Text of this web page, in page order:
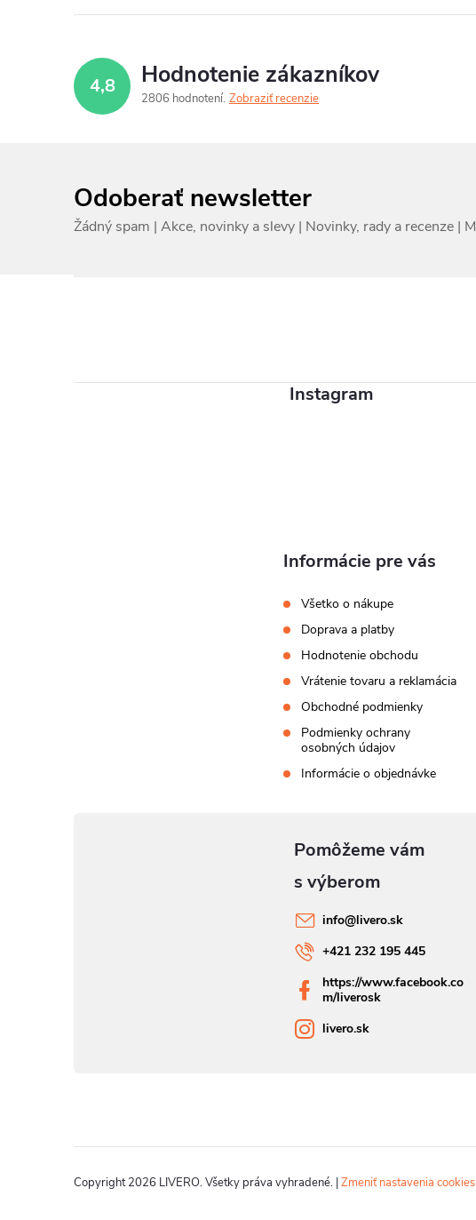
4,8 Hodnotenie zákazníkov
2806 hodnotení Zobraziť recenzie
Odoberať newsletter
Instagram
Informácie pre vás
Všetko o nákupe
Doprava a platby
Hodnotenie obchodu
Vrátenie tovaru a reklamácia
Obchodné podmienky
Podmienky ochrany
osobných údajov
Informácie o objednávke
info@livero.sk
+421 232 195 445
https://www.facebook.co
m/liverosk
livero.sk
Copyright 2026 LIVERO. Všetky práva vyhradené. |Zmeniť nastavenia cookies